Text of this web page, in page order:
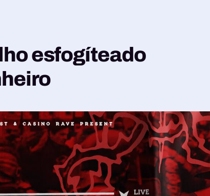
esfogíteado